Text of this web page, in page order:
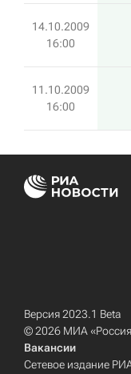
14.10.2009
16:00
11.10.2009
16:00
Версия 2023.1 Beta
© 2026 МИА «Россия
Вакансии
Сетевое издание